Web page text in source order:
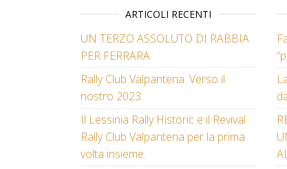
ARTICOLI RECENTI
UN TERZO ASSOLUTO DI RABBIA
PER FERRARA
Rally Club Valpantena. Verso il
nostro 2023.
Il Lessinia Rally Historic e il Revival
Rally Club Valpantena per la prima
volta insieme.